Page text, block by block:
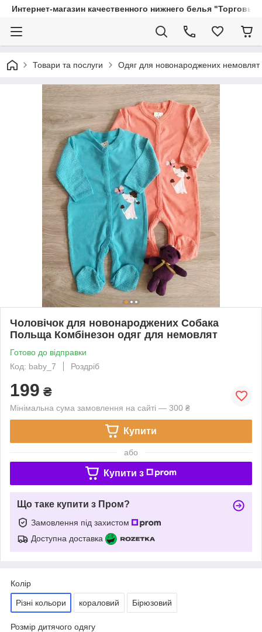
Интернет-магазин качественного нижнего белья
Товари та послуги Одяг для новонароджених немовлят
Чоловічок для новонароджених Собака
Польща Комбінезон одяг для немовлят
Готово до відправки
Код: baby_7
Роздріб
199 ₴
Мінімальна сума замовлення на сайті — 300 ₴
Купити
або
Купити з
Що таке купити з Пром?
Замовлення під захистом
Доступна доставка
Колір
Різні кольори кораловий Бірюзовий
Розмір дитячого одягу